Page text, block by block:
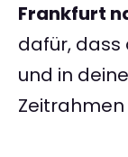
Frankfurt
dafür, dass
und in